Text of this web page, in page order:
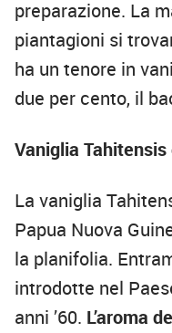
preparazione. La
piantagioni si
ha un tenore in
due per cento, il
Vaniglia Tahitensis
La vaniglia
Papua Nuova
la planifolia.
introdotte nel
anni ’60. L’aroma